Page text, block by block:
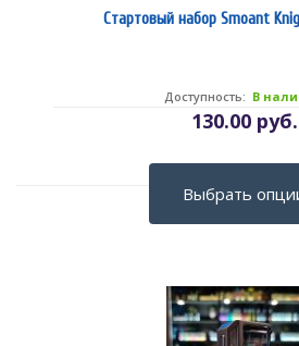
Стартовый набор Smoant
130.00 руб.
Доступность: В
Выбрать